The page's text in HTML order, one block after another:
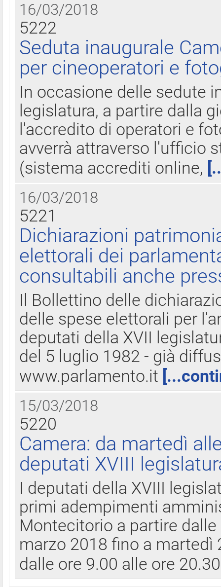
16/03/2018
5222
Seduta inaugurale
per cineoperatori e
In occasione delle sedute
legislatura, a partire dalla
l'accredito di operatori e
avverrà attraverso l'ufficio
(sistema accrediti online,
16/03/2018
5221
Dichiarazioni
elettorali dei
consultabili anche
Il Bollettino delle
delle spese elettorali per
deputati della XVII
del 5 luglio 1982 - già
www.parlamento.it
15/03/2018
5220
Camera: da martedì
deputati XVIII
I deputati della XVIII
primi adempimenti
Montecitorio a partire
marzo 2018 fino a
dalle ore 9.00 alle ore